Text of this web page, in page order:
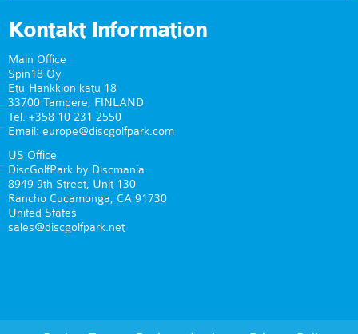
Kontakt Information
Main Office
Spin18 Oy
Etu-Hankkion katu 18
33700 Tampere, FINLAND
Tel. +358 10 231 2550
Email: europe@discgolfpark.com
US Office
DiscGolfPark by Discmania
8949 9th Street, Unit 130
Rancho Cucamonga, CA 91730
United States
sales@discgolfpark.net